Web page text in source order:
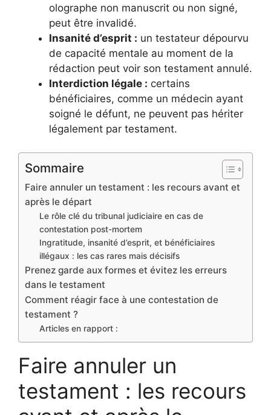
olographe non manuscrit ou non signé,
peut être invalidé.
Insanité d’esprit : un testateur dépourvu
de capacité mentale au moment de la
rédaction peut voir son testament annulé.
Interdiction légale : certains
bénéficiaires, comme un médecin ayant
soigné le défunt, ne peuvent pas hériter
légalement par testament.
Sommaire
Faire annuler un testament : les recours avant et
après le départ
Le rôle clé du tribunal judiciaire en cas de
contestation post-mortem
Ingratitude, insanité d’esprit, et bénéficiaires
illégaux : les cas rares mais décisifs
Prenez garde aux formes et évitez les erreurs
dans le testament
Comment réagir face à une contestation de
testament ?
Articles en rapport :
Faire annuler un
testament : les recours